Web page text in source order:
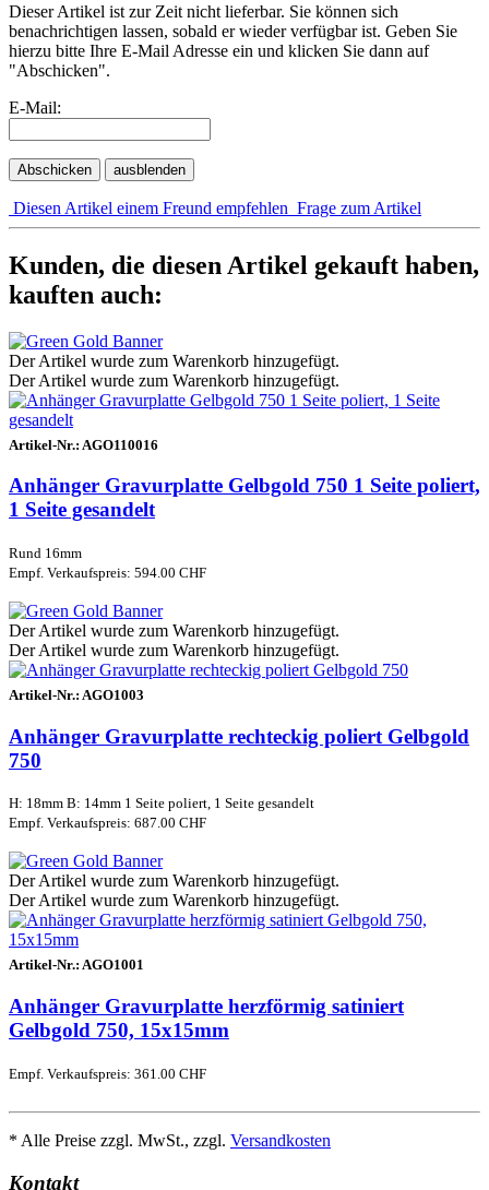
Dieser Artikel ist zur Zeit nicht lieferbar. Sie können sich
benachrichtigen lassen, sobald er wieder verfügbar ist. Geben Sie
hierzu bitte Ihre E-Mail Adresse ein und klicken Sie dann auf
"Abschicken".
E-Mail:
Abschicken ausblenden
Diesen Artikel einem Freund empfehlen Frage zum Artikel
Kunden, die diesen Artikel gekauft haben,
kauften auch:
Der Artikel wurde zum Warenkorb hinzugefügt.
Der Artikel wurde zum Warenkorb hinzugefügt.
Artikel-Nr.: AGO110016
Anhänger Gravurplatte Gelbgold 750 1 Seite poliert,
1 Seite gesandelt
Rund 16mm
Empf. Verkaufspreis: 594.00 CHF
Der Artikel wurde zum Warenkorb hinzugefügt.
Der Artikel wurde zum Warenkorb hinzugefügt.
Artikel-Nr.: AGO1003
Anhänger Gravurplatte rechteckig poliert Gelbgold
750
H: 18mm B: 14mm 1 Seite poliert, 1 Seite gesandelt
Empf. Verkaufspreis: 687.00 CHF
Der Artikel wurde zum Warenkorb hinzugefügt.
Der Artikel wurde zum Warenkorb hinzugefügt.
Artikel-Nr.: AGO1001
Anhänger Gravurplatte herzförmig satiniert
Gelbgold 750, 15x15mm
Empf. Verkaufspreis: 361.00 CHF
* Alle Preise zzgl. MwSt., zzgl. Versandkosten
Kontakt